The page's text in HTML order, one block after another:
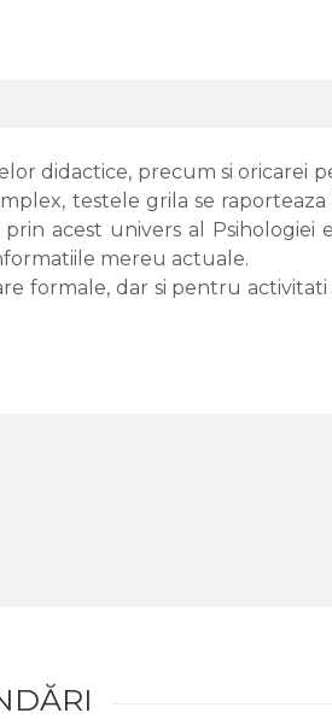
didactice, precum si oricarei
testele grila se
acest univers al Psihologiei
mereu actuale.
formale, dar si pentru